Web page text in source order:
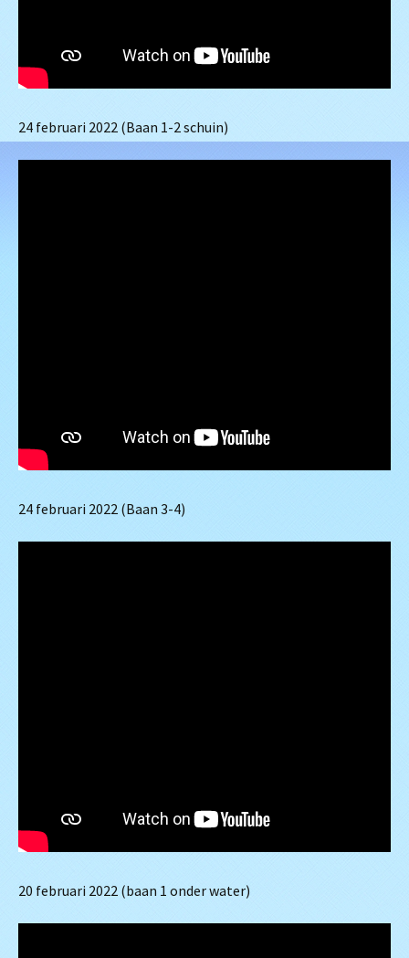
24 februari 2022 (Baan 1-2 schuin)
24 februari 2022 (Baan 3-4)
20 februari 2022 (baan 1 onder water)